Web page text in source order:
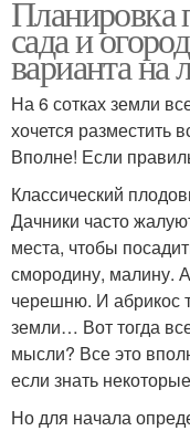
Планировка
сада и
варианта на
На 6 сотках земли
хочется разместить
Вполне! Если
Классический
Дачники часто
места, чтобы
смородину, малину.
черешню. И абрикос
земли… Вот тогда
мысли? Все это
если знать
Но для начала